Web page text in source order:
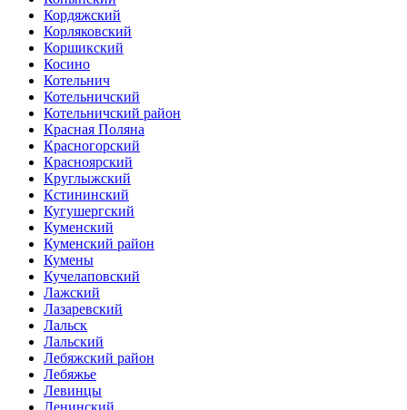
Кордяжский
Корляковский
Коршикский
Косино
Котельнич
Котельничский
Котельничский район
Красная Поляна
Красногорский
Красноярский
Круглыжский
Кстининский
Кугушергский
Куменский
Куменский район
Кумены
Кучелаповский
Лажский
Лазаревский
Лальск
Лальский
Лебяжский район
Лебяжье
Левинцы
Ленинский